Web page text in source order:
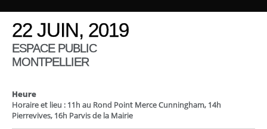
22 JUIN, 2019
ESPACE PUBLIC
MONTPELLIER
Heure
Horaire et lieu : 11h au Rond Point Merce Cunningham, 14h
Pierrevives, 16h Parvis de la Mairie